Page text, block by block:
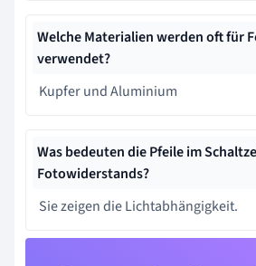
Welche Materialien werden oft für
verwendet?
Kupfer und Aluminium
Was bedeuten die Pfeile im
Fotowiderstands?
Sie zeigen die Lichtabhängigkeit.